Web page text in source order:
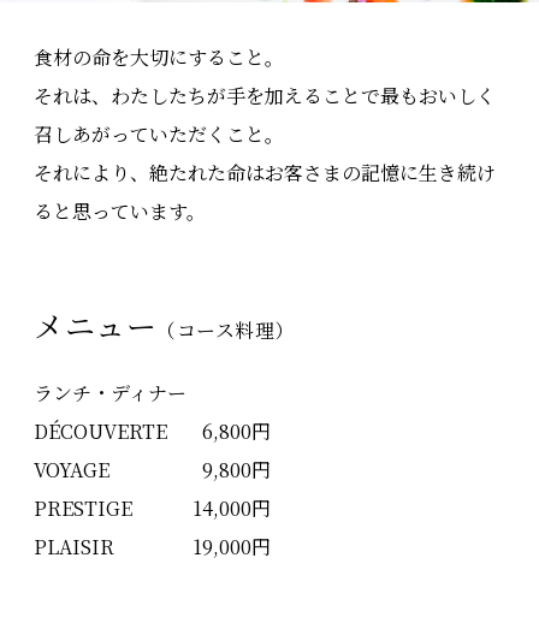
食材の命を大切にすること。
それは、わたしたちが手を加えることで最もおいしく
召しあがっていただくこと。
それにより、絶たれた命はお客さまの記憶に生き続け
ると思っています。
メニュー （コース料理）
ランチ・ディナー
DÉCOUVERTE
VOYAGE
PRESTIGE
PLAISIR
6,800円
9,800円
14,000円
19,000円